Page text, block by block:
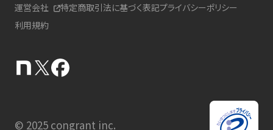
運営会社 特定商取引法に基づく表記プライバシーポリシー
利用規約
© 2025 congrant inc.